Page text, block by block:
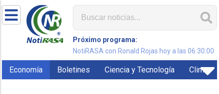
Próximo programa:
NotiRASA con Ronald Rojas hoy a las 06:30:00
Economía Boletines Ciencia y Tecnología Clima